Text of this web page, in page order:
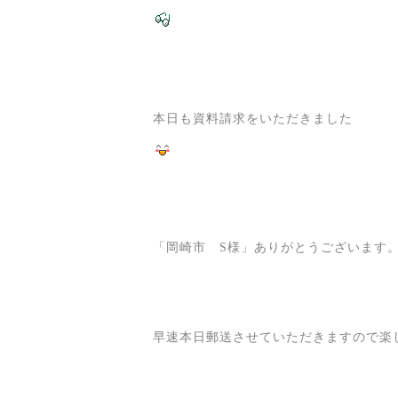
本日も資料請求をいただきました
「岡崎市 S様」ありがとうございます。
早速本日郵送させていただきますので楽